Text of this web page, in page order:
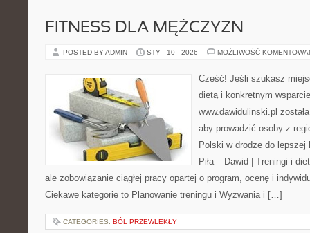
FITNESS DLA MĘŻCZYZN
POSTED BY ADMIN STY - 10 - 2026 MOŻLIWOŚĆ
Cześć! Jeśli szukasz
dietą i konkretnym
www.dawidulinski.pl
aby prowadzić osoby z
Polski w drodze do lepszej
Piła – Dawid | Treningi i
ale zobowiązanie ciągłej pracy opartej o program, ocenę i
Ciekawe kategorie to Planowanie treningu i Wyzwania i […]
CATEGORIES: BÓL PRZEWLEKŁY